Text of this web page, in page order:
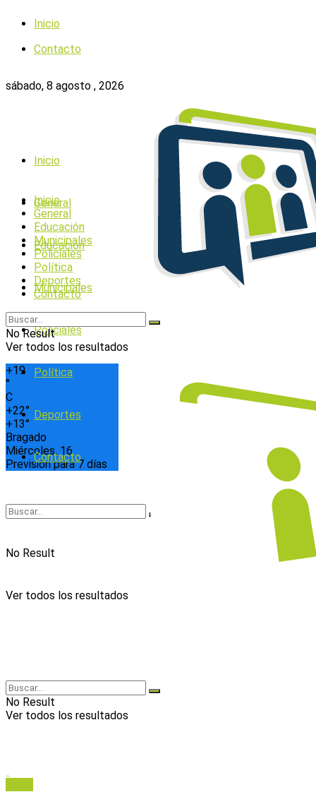
Inicio
Contacto
sábado, 8 agosto , 2026
+19
°
C
+22°
+13°
Bragado
Miércoles, 16
Previsión para 7 días
Inicio
General
Educación
Municipales
Policiales
Política
Deportes
Contacto
No Result
Ver todos los resultados
Inicio
General
Educación
Municipales
Policiales
Política
Deportes
Contacto
No Result
Ver todos los resultados
No Result
Ver todos los resultados